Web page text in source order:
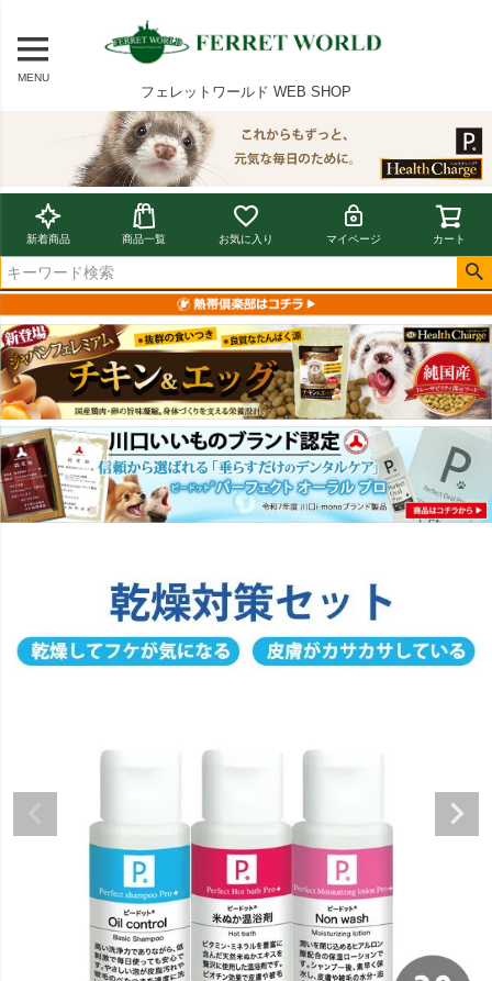
MENU
フェレットワールド WEB SHOP
新着商品 商品一覧 お気に入り マイページ カート